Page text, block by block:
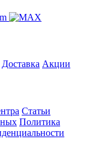
Доставка Акции
Статьи
Политика